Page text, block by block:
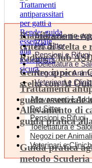
Trattamenti
guida essenziale
Riabilitazione
criteri di scelta e
Riding Club
Centro ippico a
scelta con Al
Allevamento di
guida pratica
Guida pratica
metodo
Allevamenti e
Pet Sitter
Pensioni e Rifugi
Toelettatura e
Negozi per
Veterinari e
Allevamenti e
Pet Sitter
Pensioni e Rifugi
Toelettatura e
Negozi per Animali
Veterinari e